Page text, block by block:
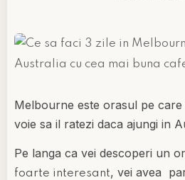
Melbourne este orasul pe
voie sa il ratezi daca ajungi in
Pe langa ca vei descoperi un
foarte interesant, vei avea